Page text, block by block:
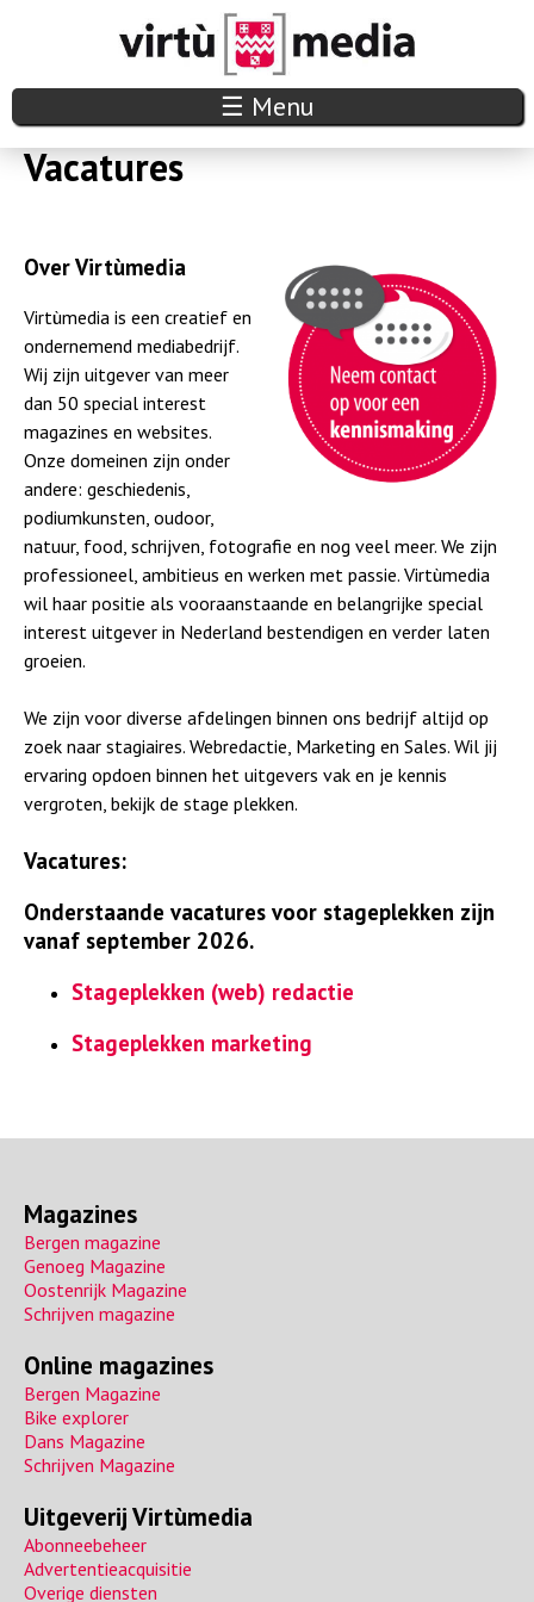
Overslaan
en
naar
de
inhoud
V
i
t
u
m
e
d
a
☰ Menu
Vacatures
Over Virtùmedia
Virtùmedia is een creatief en
ondernemend mediabedrijf.
Wij zijn uitgever van meer
dan 50 special interest
magazines en websites.
Onze domeinen zijn onder
andere: geschiedenis,
podiumkunsten, oudoor,
natuur, food, schrijven, fotografie en nog veel meer. We zijn
professioneel, ambitieus en werken met passie. Virtùmedia
wil haar positie als vooraanstaande en belangrijke special
interest uitgever in Nederland bestendigen en verder laten
groeien.
We zijn voor diverse afdelingen binnen ons bedrijf altijd op
zoek naar stagiaires. Webredactie, Marketing en Sales. Wil jij
ervaring opdoen binnen het uitgevers vak en je kennis
vergroten, bekijk de stage plekken.
Vacatures:
Onderstaande vacatures voor stageplekken zijn
vanaf september 2026.
Stageplekken (web) redactie
Stageplekken marketing
Magazines
Bergen magazine
Genoeg Magazine
Oostenrijk Magazine
Schrijven magazine
Online magazines
Bergen Magazine
Bike explorer
Dans Magazine
Schrijven Magazine
Uitgeverij Virtùmedia
Abonneebeheer
Advertentieacquisitie
Overige diensten